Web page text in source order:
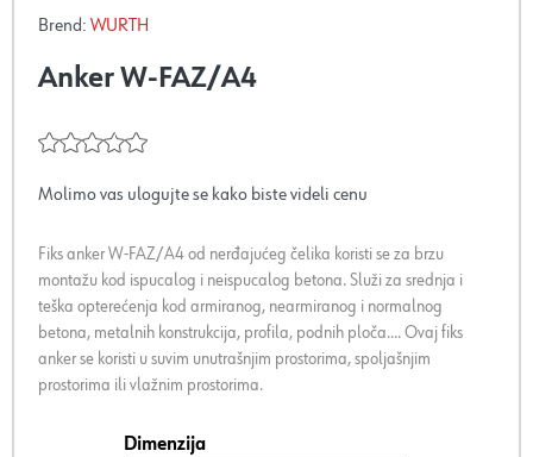
Brend: WURTH
Anker W-FAZ/A4
Molimo vas ulogujte se kako biste videli cenu
Fiks anker W-FAZ/A4 od nerđajućeg čelika koristi se za brzu
montažu kod ispucalog i neispucalog betona. Služi za srednja i
teška opterećenja kod armiranog, nearmiranog i normalnog
betona, metalnih konstrukcija, profila, podnih ploča.... Ovaj fiks
anker se koristi u suvim unutrašnjim prostorima, spoljašnjim
prostorima ili vlažnim prostorima.
Dimenzija